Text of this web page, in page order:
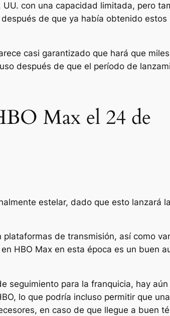
UU. con una capacidad limitada, pero
de que ya había obtenido estos
casi garantizado que hará que
después de que el período de
Max el 24 de
estelar, dado que esto lanzará
de transmisión, así como
HBO Max en esta época es un buen
seguimiento para la franquicia, hay aún
lo que podría incluso permitir que
en caso de que llegue a buen